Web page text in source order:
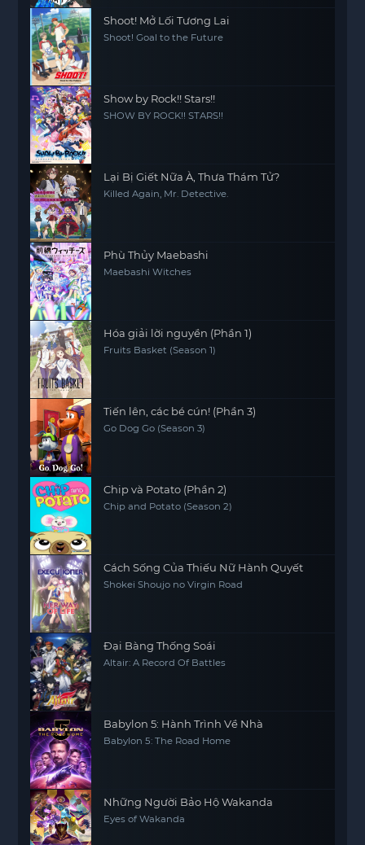
Shoot! Mở Lối Tương Lai
Shoot! Goal to the Future
Show by Rock!! Stars!!
SHOW BY ROCK!! STARS!!
Lại Bị Giết Nữa À, Thưa Thám Tử?
Killed Again, Mr. Detective.
Phù Thủy Maebashi
Maebashi Witches
Hóa giải lời nguyền (Phần 1)
Fruits Basket (Season 1)
Tiến lên, các bé cún! (Phần 3)
Go Dog Go (Season 3)
Chip và Potato (Phần 2)
Chip and Potato (Season 2)
Cách Sống Của Thiếu Nữ Hành Quyết
Shokei Shoujo no Virgin Road
Đại Bàng Thống Soái
Altair: A Record Of Battles
Babylon 5: Hành Trình Về Nhà
Babylon 5: The Road Home
Những Người Bảo Hộ Wakanda
Eyes of Wakanda